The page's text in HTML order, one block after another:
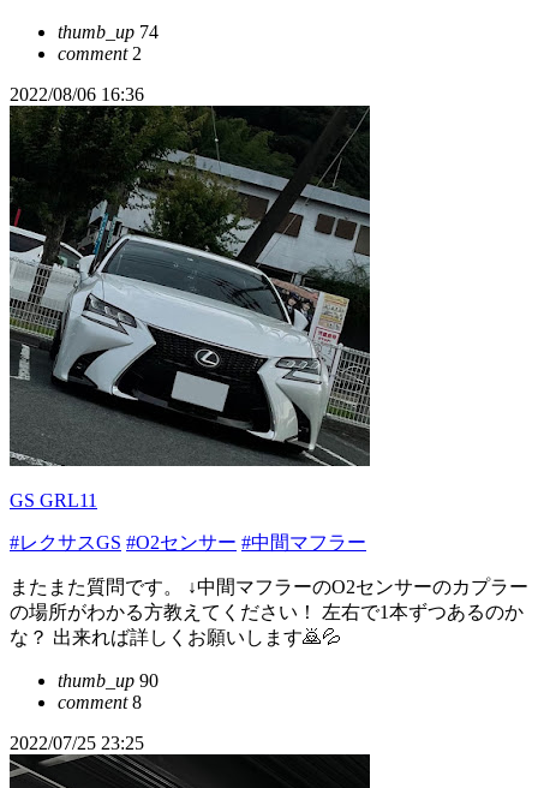
thumb_up 74
comment2
2022/08/06 16:36
GS GRL11
#レクサスGS #O2センサー #中間マフラー
またまた質問です。 ↓中間マフラーのO2センサーのカプラー
の場所がわかる方教えてください！ 左右で1本ずつあるのか
な？ 出来れば詳しくお願いします🙇💦
thumb_up 90
comment8
2022/07/25 23:25